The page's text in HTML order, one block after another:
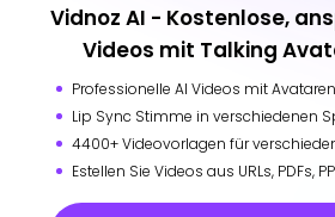
Vidnoz AI - Kostenlose,
Videos mit Talking
Professionelle AI Videos mit
Lip Sync Stimme in verschiedenen
4400+ Videovorlagen für
Estellen Sie Videos aus URLs, PDFs,